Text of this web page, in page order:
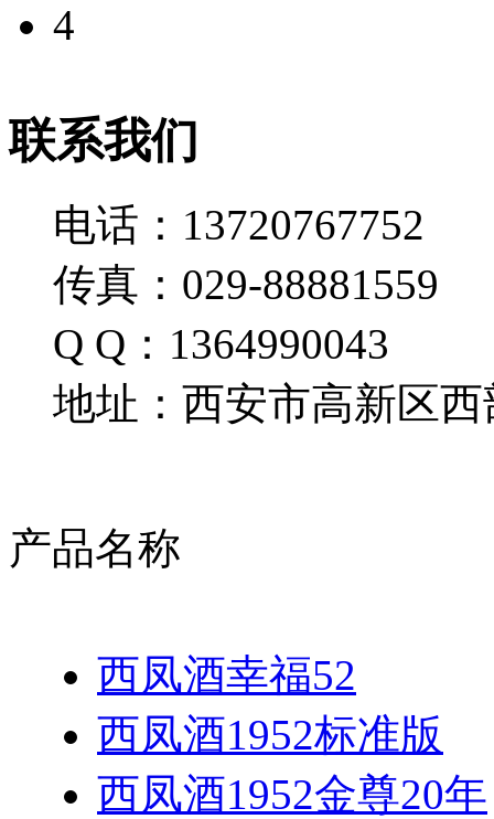
4
联系我们
电话：13720767752
传真：029-88881559
Q Q：1364990043
地址：西安市高新区西
产品名称
西凤酒幸福52
西凤酒1952标准版
西凤酒1952金尊20年